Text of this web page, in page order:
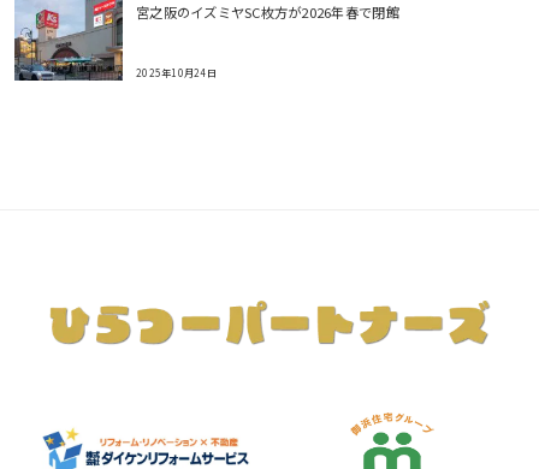
宮之阪のイズミヤSC枚方が2026年春で閉館
2025年10月24日